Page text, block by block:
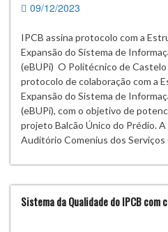
09/12/2023
IPCB assina protocolo com a
Expansão do Sistema de
(eBUPi) O Politécnico de
protocolo de colaboração com a
Expansão do Sistema de
(eBUPi), com o objetivo de
projeto Balcão Único do Prédio.
Auditório Comenius dos
Sistema da Qualidade do IPCB